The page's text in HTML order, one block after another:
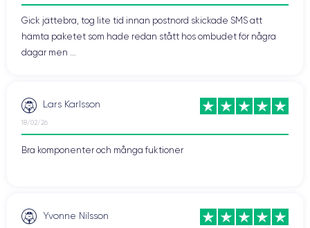
Gick jättebra, tog lite tid innan postnord skickade SMS att
hämta paketet som hade redan stått hos ombudet för några
dagar men ...
Lars Karlsson
18/02/26
Bra komponenter och många fuktioner
Yvonne Nilsson